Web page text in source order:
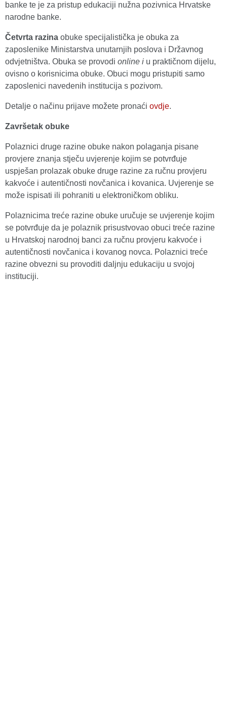
banke te je za pristup edukaciji nužna pozivnica Hrvatske
narodne banke.
Četvrta razina obuke specijalistička je obuka za
zaposlenike Ministarstva unutarnjih poslova i Državnog
odvjetništva. Obuka se provodi online i u praktičnom dijelu,
ovisno o korisnicima obuke. Obuci mogu pristupiti samo
zaposlenici navedenih institucija s pozivom.
Detalje o načinu prijave možete pronaći ovdje.
Završetak obuke
Polaznici druge razine obuke nakon polaganja pisane
provjere znanja stječu uvjerenje kojim se potvrđuje
uspješan prolazak obuke druge razine za ručnu provjeru
kakvoće i autentičnosti novčanica i kovanica. Uvjerenje se
može ispisati ili pohraniti u elektroničkom obliku.
Polaznicima treće razine obuke uručuje se uvjerenje kojim
se potvrđuje da je polaznik prisustvovao obuci treće razine
u Hrvatskoj narodnoj banci za ručnu provjeru kakvoće i
autentičnosti novčanica i kovanog novca. Polaznici treće
razine obvezni su provoditi daljnju edukaciju u svojoj
instituciji.